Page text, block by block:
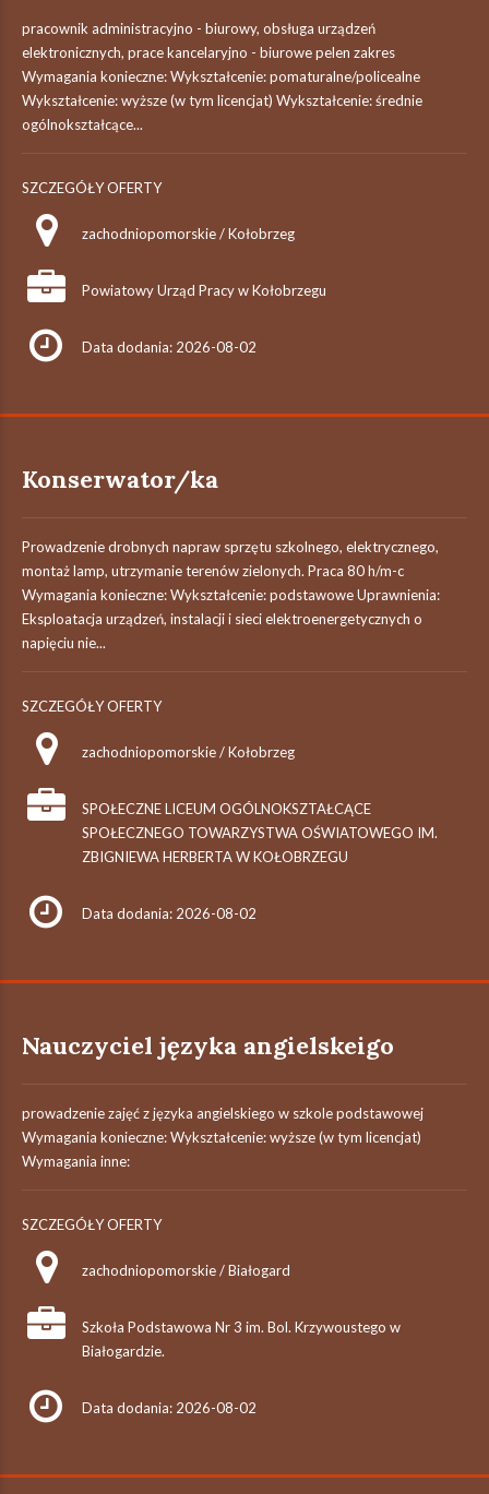
pracownik administracyjno - biurowy, obsługa urządzeń
elektronicznych, prace kancelaryjno - biurowe pelen zakres
Wymagania konieczne: Wykształcenie: pomaturalne/policealne
Wykształcenie: wyższe (w tym licencjat) Wykształcenie: średnie
ogólnokształcące...
SZCZEGÓŁY OFERTY
zachodniopomorskie / Kołobrzeg
Powiatowy Urząd Pracy w Kołobrzegu
Data dodania: 2026-08-02
Konserwator/ka
Prowadzenie drobnych napraw sprzętu szkolnego, elektrycznego,
montaż lamp, utrzymanie terenów zielonych. Praca 80 h/m-c
Wymagania konieczne: Wykształcenie: podstawowe Uprawnienia:
Eksploatacja urządzeń, instalacji i sieci elektroenergetycznych o
napięciu nie...
SZCZEGÓŁY OFERTY
zachodniopomorskie / Kołobrzeg
SPOŁECZNE LICEUM OGÓLNOKSZTAŁCĄCE
SPOŁECZNEGO TOWARZYSTWA OŚWIATOWEGO IM.
ZBIGNIEWA HERBERTA W KOŁOBRZEGU
Data dodania: 2026-08-02
Nauczyciel języka angielskeigo
prowadzenie zajęć z języka angielskiego w szkole podstawowej
Wymagania konieczne: Wykształcenie: wyższe (w tym licencjat)
Wymagania inne:
SZCZEGÓŁY OFERTY
zachodniopomorskie / Białogard
Szkoła Podstawowa Nr 3 im. Bol. Krzywoustego w
Białogardzie.
Data dodania: 2026-08-02